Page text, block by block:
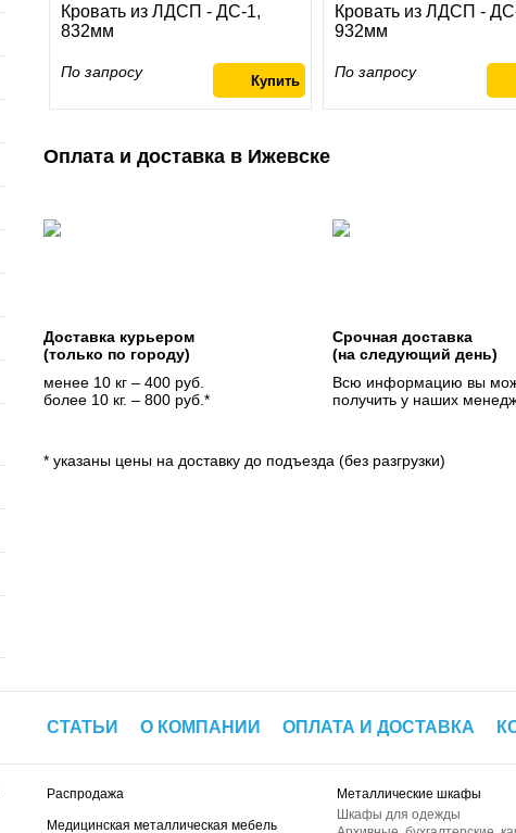
Кровать из ЛДСП - ДС-1,
832мм
По запросу
Кровать из ЛДСП -
932мм
По запросу
Оплата и доставка в Ижевске
Доставка курьером
(только по городу)
менее 10 кг – 400 руб.
более 10 кг. – 800 руб.*
Срочная доставка
(на следующий день)
Всю информацию вы
получить у наших
* указаны цены на доставку до подъезда (без разгрузки)
СТАТЬИ О КОМПАНИИ ОПЛАТА И ДОСТАВКА
Распродажа
Медицинская металлическая мебель
Металлические шкафы
Шкафы для одежды